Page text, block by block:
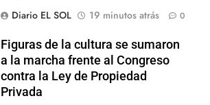
Diario EL SOL
19 minutos atrás 0
Figuras de la cultura se sumaron
a la marcha frente al Congreso
contra la Ley de Propiedad
Privada